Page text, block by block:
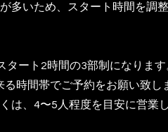
多いため、スタート時間を調
タート2時間の3部制になります
時間帯でご予約をお願い致し
は、4〜5人程度を目安に営業